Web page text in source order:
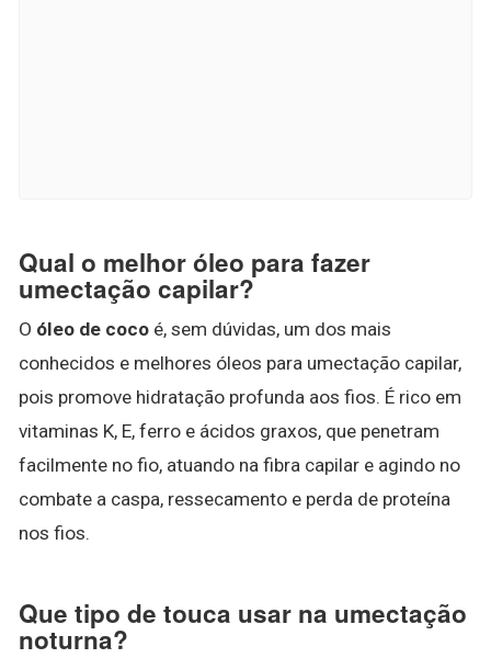
Qual o melhor óleo para fazer
umectação capilar?
O óleo de coco é, sem dúvidas, um dos mais
conhecidos e melhores óleos para umectação capilar,
pois promove hidratação profunda aos fios. É rico em
vitaminas K, E, ferro e ácidos graxos, que penetram
facilmente no fio, atuando na fibra capilar e agindo no
combate a caspa, ressecamento e perda de proteína
nos fios.
Que tipo de touca usar na umectação
noturna?